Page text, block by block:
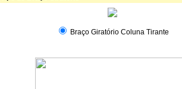
Braço Giratório Coluna Tirante